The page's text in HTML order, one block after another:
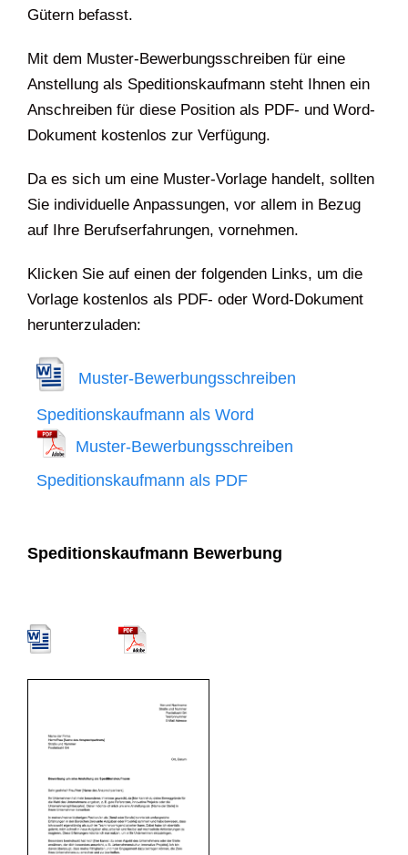
Gütern befasst.
Mit dem Muster-Bewerbungsschreiben für eine
Anstellung als Speditionskaufmann steht Ihnen ein
Anschreiben für diese Position als PDF- und Word-
Dokument kostenlos zur Verfügung.
Da es sich um eine Muster-Vorlage handelt, sollten
Sie individuelle Anpassungen, vor allem in Bezug
auf Ihre Berufserfahrungen, vornehmen.
Klicken Sie auf einen der folgenden Links, um die
Vorlage kostenlos als PDF- oder Word-Dokument
herunterzuladen:
Muster-Bewerbungsschreiben
Speditionskaufmann als Word
Muster-Bewerbungsschreiben
Speditionskaufmann als PDF
Speditionskaufmann Bewerbung